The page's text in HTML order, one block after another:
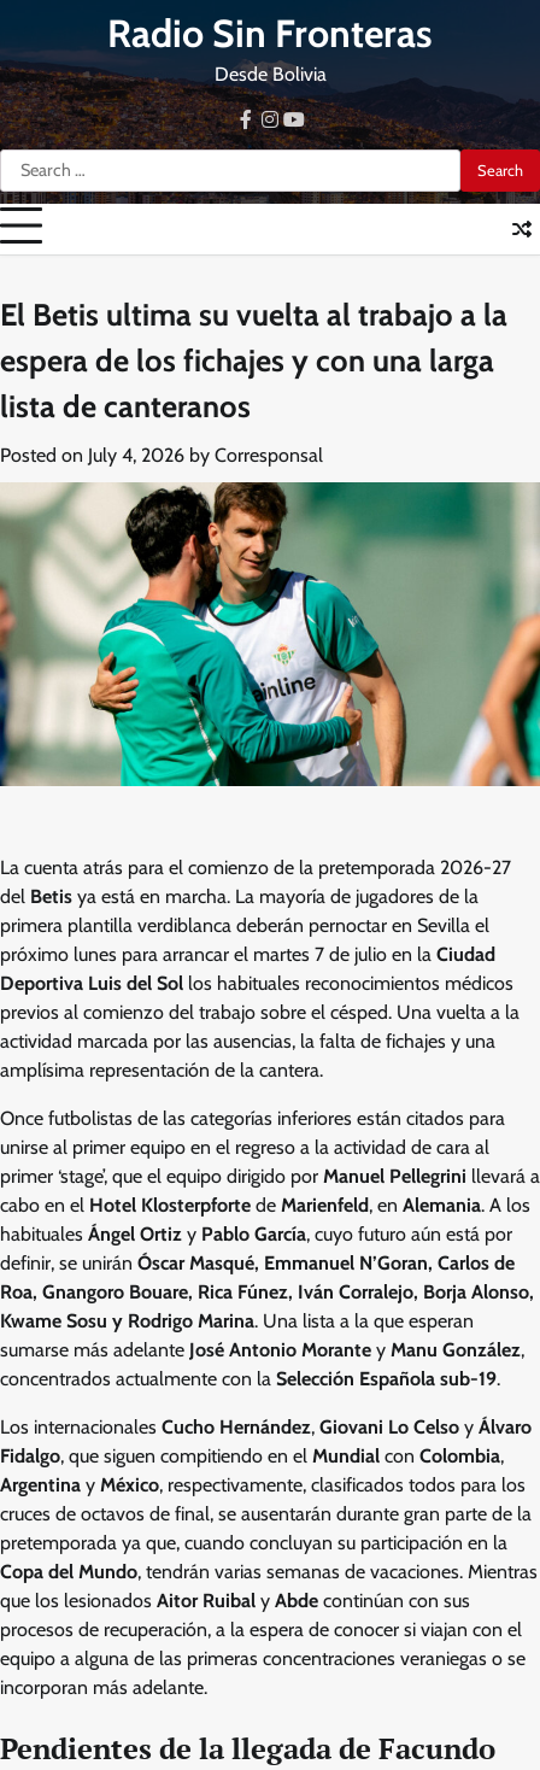
content
Radio Sin Fronteras
Desde Bolivia
Search
for:
facebook
instagram
youtube
El Betis ultima su vuelta al trabajo a la
espera de los fichajes y con una larga
lista de canteranos
Posted on July 4, 2026 by Corresponsal
La cuenta atrás para el comienzo de la pretemporada 2026-27
del Betis ya está en marcha. La mayoría de jugadores de la
primera plantilla verdiblanca deberán pernoctar en Sevilla el
próximo lunes para arrancar el martes 7 de julio en la Ciudad
Deportiva Luis del Sol los habituales reconocimientos médicos
previos al comienzo del trabajo sobre el césped. Una vuelta a la
actividad marcada por las ausencias, la falta de fichajes y una
amplísima representación de la cantera.
Once futbolistas de las categorías inferiores están citados para
unirse al primer equipo en el regreso a la actividad de cara al
primer ‘stage’, que el equipo dirigido por Manuel Pellegrini llevará a
cabo en el Hotel Klosterpforte de Marienfeld, en Alemania. A los
habituales Ángel Ortiz y Pablo García, cuyo futuro aún está por
definir, se unirán Óscar Masqué, Emmanuel N’Goran, Carlos de
Roa, Gnangoro Bouare, Rica Fúnez, Iván Corralejo, Borja Alonso,
Kwame Sosu y Rodrigo Marina. Una lista a la que esperan
sumarse más adelante José Antonio Morante y Manu González,
concentrados actualmente con la Selección Española sub-19.
Los internacionales Cucho Hernández, Giovani Lo Celso y Álvaro
Fidalgo, que siguen compitiendo en el Mundial con Colombia,
Argentina y México, respectivamente, clasificados todos para los
cruces de octavos de final, se ausentarán durante gran parte de la
pretemporada ya que, cuando concluyan su participación en la
Copa del Mundo, tendrán varias semanas de vacaciones. Mientras
que los lesionados Aitor Ruibal y Abde continúan con sus
procesos de recuperación, a la espera de conocer si viajan con el
equipo a alguna de las primeras concentraciones veraniegas o se
incorporan más adelante.
Pendientes de la llegada de Facundo